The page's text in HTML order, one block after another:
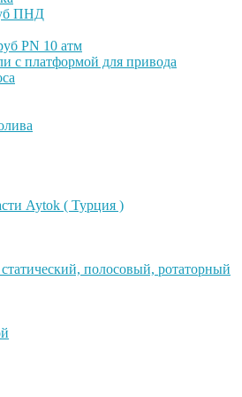
ПНД
PN 10 атм
с платформой для привода
Aytok ( Турция )
полосовый, ротаторный